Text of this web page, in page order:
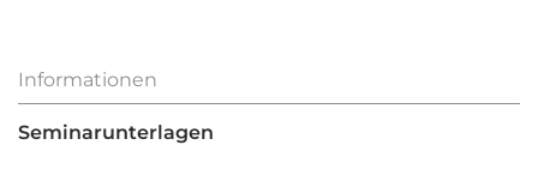
Informationen
Seminarunterlagen